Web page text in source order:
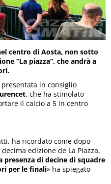
centro di Aosta, non sotto
“La piazza”, che andrà a
in consiglio
, che ha stimolato
il calcio a 5 in centro
ha ricordato come dopo
edizione de La Piazza,
presenza di decine di squadre
per le finali» ha spiegato